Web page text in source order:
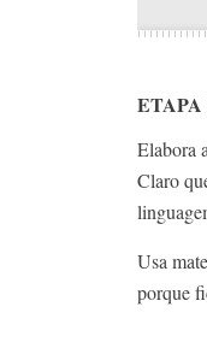
ETAPA
Elabora
Claro
Usa
porque